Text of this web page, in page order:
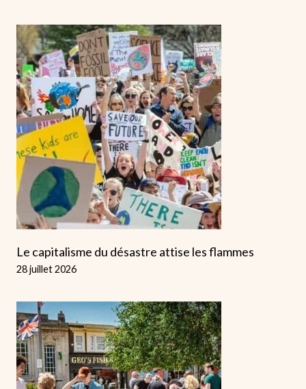
Le capitalisme du désastre attise les flammes
28 juillet 2026